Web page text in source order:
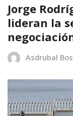
Jorge
lideran la
Asdrubal